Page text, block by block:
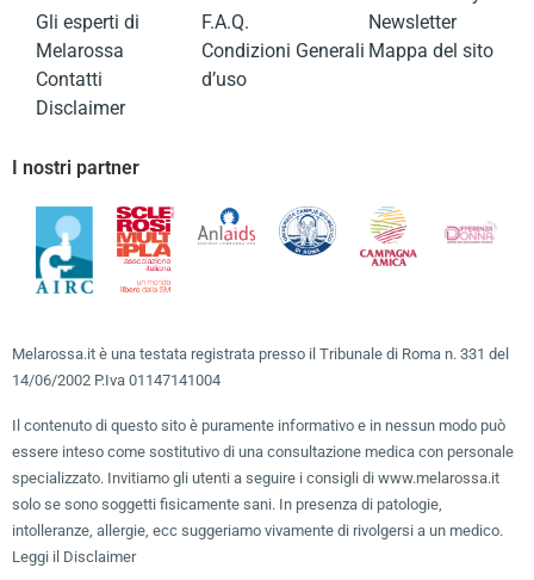
Gli esperti di
Melarossa
Contatti
Disclaimer
F.A.Q.
Condizioni Generali
d’uso
Newsletter
Mappa del sito
I nostri partner
Melarossa.it è una testata registrata presso il Tribunale di Roma n. 331 del
14/06/2002 P.Iva 01147141004
Il contenuto di questo sito è puramente informativo e in nessun modo può
essere inteso come sostitutivo di una consultazione medica con personale
specializzato. Invitiamo gli utenti a seguire i consigli di www.melarossa.it
solo se sono soggetti fisicamente sani. In presenza di patologie,
intolleranze, allergie, ecc suggeriamo vivamente di rivolgersi a un medico.
Leggi il Disclaimer